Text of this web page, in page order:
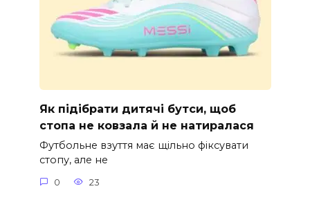
Як підібрати дитячі бутси, щоб
стопа не ковзала й не натиралася
Футбольне взуття має щільно фіксувати
стопу, але не
0 23